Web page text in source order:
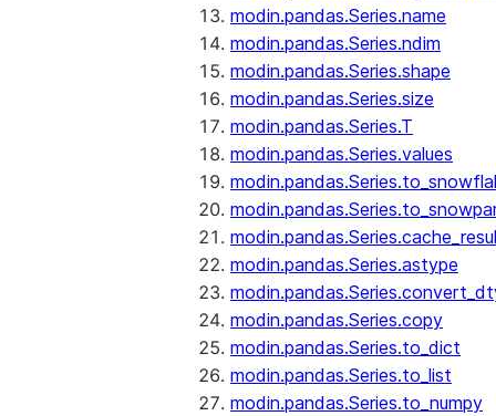
modin.pandas.Series.name
modin.pandas.Series.ndim
modin.pandas.Series.shape
modin.pandas.Series.size
modin.pandas.Series.T
modin.pandas.Series.values
modin.pandas.Series.astype
modin.pandas.Series.copy
modin.pandas.Series.to_dict
modin.pandas.Series.to_list
modin.pandas.Series.to_numpy